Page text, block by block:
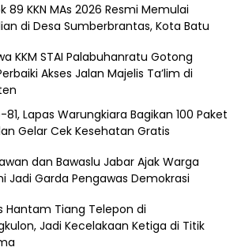
89 KKN MAs 2026 Resmi Memulai
di Desa Sumberbrantas, Kota Batu
KKM STAI Palabuhanratu Gotong
Akses Jalan Majelis Ta’lim di
81, Lapas Warungkiara Bagikan 100 Paket
Gelar Cek Kesehatan Gratis
dan Bawaslu Jabar Ajak Warga
Jadi Garda Pengawas Demokrasi
Hantam Tiang Telepon di
Jadi Kecelakaan Ketiga di Titik